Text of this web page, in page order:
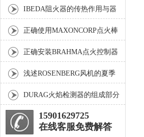
三个关键要素
IBEDA阻火器的传热作用与器
壁效应你了解多少？
正确使用MAXONCORP点火棒
是确保运行安全的关键
正确安装BRAHMA点火控制器
确保燃料在气缸内的高效燃烧
浅述ROSENBERG风机的夏季
保养方法与产品优势
DURAG火焰检测器的组成部分
及特性15901629725
在线客服免费解答